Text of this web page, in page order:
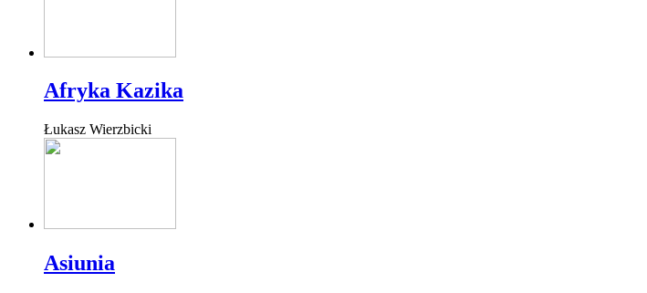
Afryka Kazika
Łukasz Wierzbicki
Asiunia